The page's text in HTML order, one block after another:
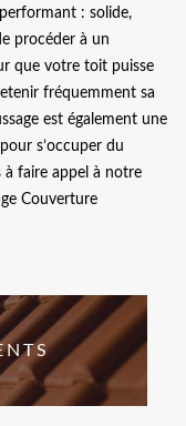
: solide,
procéder à un
que votre toit puisse
fréquemment sa
est également une
s’occuper du
à faire appel à notre
Couverture